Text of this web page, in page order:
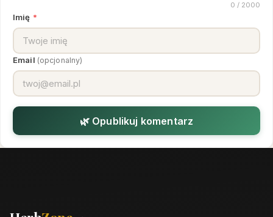
0 / 2000
Imię *
Email (opcjonalny)
🌿 Opublikuj komentarz